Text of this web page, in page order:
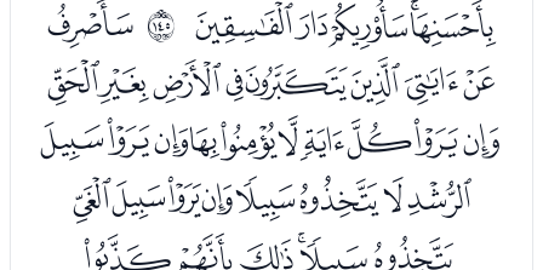
ﭰﭱﭲﭳﭴ ﲐ ﭶ
ﭷﭸﭹﭺﭻﭼﭽﭾ
ﭿﮀﮁﮂﮃﮄﮅﮆﮇﮈ
ﮉﮊﮋﮌﮍﮎﮏﮐ